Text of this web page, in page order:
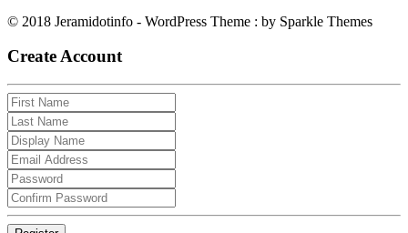
© 2018 Jeramidotinfo - WordPress Theme : by Sparkle Themes
Create Account